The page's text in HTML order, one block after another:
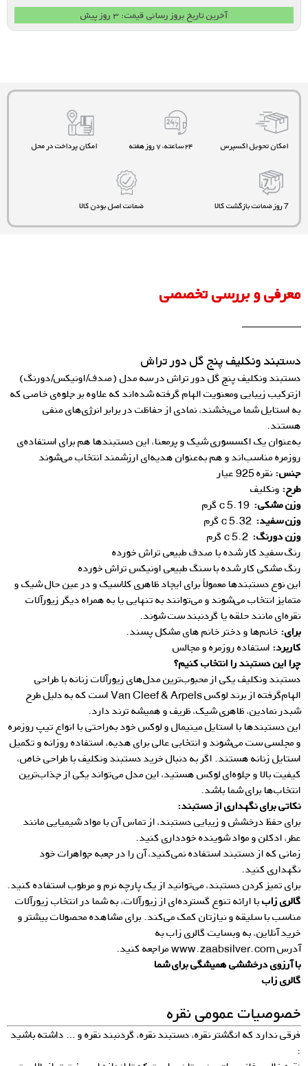
آخرین تاریخ بروز رسانی قیمت: ۳ روز پیش
امکان تحویل اکسپرس ۲۴ ساعته، ۷ روز هفته امکان پرداخت در محل
7 روز ضمانت بازگشت کالا ضمانت اصل بودن کالا
معرفی و بررسی تخصصی
دستبند ونکلیف پنج گل دور تراش
دستبند ونکلیف پنج گل دور تراش در سه مدل (صدف/اونیکس/دورنگ)
ازترکیب زیبایی ومعنویت الهام گرفته شده‌اند که علاوه بر جلوه‌ی خاصی که
به استایل شما می‌بخشند، نمادی از حفاظت در برابر انرژی‌های منفی
هستند.
به‌عنوان یک اکسسوری شیک و پرمعنا، این دستبندها هم برای استفاده‌ی
روزمره مناسب‌اند و هم به‌عنوان هدیه‌ای ارزشمند انتخاب می‌شوند
جنس: نقره 925 عیار
طرح: ونکلیف
وزن مشکی:
وزن سفید:
وزن دورنگ:
رنگ سفید کار شده با صدف طبیعی تراش خورده
رنگ مشکی کار شده با سنگ طبیعی اونیکس تراش خورده
این نوع دستبندها معمولاً برای ایجاد ظاهری کلاسیک و در عین حال شیک و
متمایز انتخاب می‌شوند و می‌توانند به تنهایی یا به همراه دیگر زیورآلات
نقره‌ای مانند حلقه یا گردنبند ست شوند.
برای: خانم‌ها و دختر خانم های مشکل پسند.
کاربرد: استفاده روزمره و مجالس
چرا این دستبند را انتخاب کنیم؟
دستبند ونکلیف یکی از محبوب‌ترین مدل‌های زیورآلات زنانه با طراحی
الهام‌گرفته از برند لوکس Van Cleef & Arpels است که به دلیل طرح
شبدر نمادین، ظاهری شیک، ظریف و همیشه ترند دارد.
این دستبندها با استایل مینیمال و لوکس خود به‌راحتی با انواع تیپ روزمره
و مجلسی ست می‌شوند و انتخابی عالی برای هدیه، استفاده روزانه و تکمیل
استایل زنانه هستند. اگر به دنبال خرید دستبند ونکلیف با طراحی خاص،
کیفیت بالا و جلوه‌ای لوکس هستید، این مدل می‌تواند یکی از جذاب‌ترین
انتخاب‌ها برای شما باشد.
نکاتی برای نگهداری از دستبند:
برای حفظ درخشش و زیبایی دستبند، از تماس آن با مواد شیمیایی مانند
عطر، ادکلن و مواد شوینده خودداری کنید.
زمانی که از دستبند استفاده نمی‌کنید، آن را در جعبه جواهرات خود
نگهداری کنید.
برای تمیز کردن دستبند، می‌توانید از یک پارچه نرم و مرطوب استفاده کنید.
گالری زاببا ارائه تنوع گسترده‌ای از زیورآلات، به شما در انتخاب زیورآلات
مناسب با سلیقه و نیازتان کمک می‌کند. برای مشاهده محصولات بیشتر و
خرید آنلاین، به وبسایت گالری زاب به
آدرسwww.zaabsilver.comمراجعه کنید.
با آرزوی درخششی همیشگی برای شما
گالری زاب
خصوصیات عمومی نقره
فرقی ندارد که انگشتر نقره، دستبند نقره، گردنبند نقره و … داشته باشید
: